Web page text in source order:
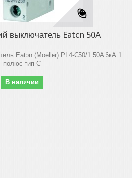
выключатель Eaton 50А
Eaton (Moeller) PL4-C50/1 50A 6кА 1
полюс тип C
В наличии